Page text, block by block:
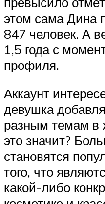
этом сама Дина
847 человек. А
1,5 года с
профиля.
Аккаунт
девушка
разным темам в
это значит?
становятся
того, что
какой-либо